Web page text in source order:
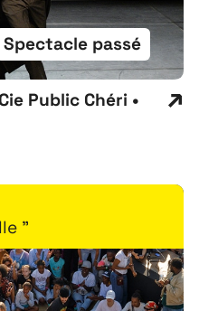
Public Chéri •
Spectacle passé
”